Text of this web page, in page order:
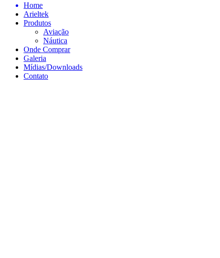
Home
Arieltek
Produtos
Aviação
Náutica
Onde Comprar
Galeria
Mídias/Downloads
Contato